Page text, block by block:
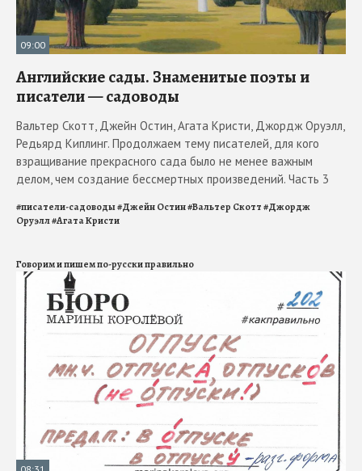
09:00
Английские сады. Знаменитые поэты и
писатели — садоводы
Вальтер Скотт, Джейн Остин, Агата Кристи, Джордж Оруэлл,
Редьярд Киплинг. Продолжаем тему писателей, для кого
взращивание прекрасного сада было не менее важным
делом, чем создание бессмертных произведений. Часть 3
#писатели-садоводы#Джейн Остин#Вальтер Скотт#Джордж
Оруэлл#Агата Кристи
Говорим и пишем по-русски правильно